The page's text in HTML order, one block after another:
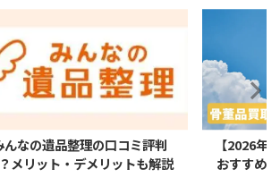
【2026年最新】骨董品の買取業者
おすすめ人気ランキング【高価買
デジタ
ラブル